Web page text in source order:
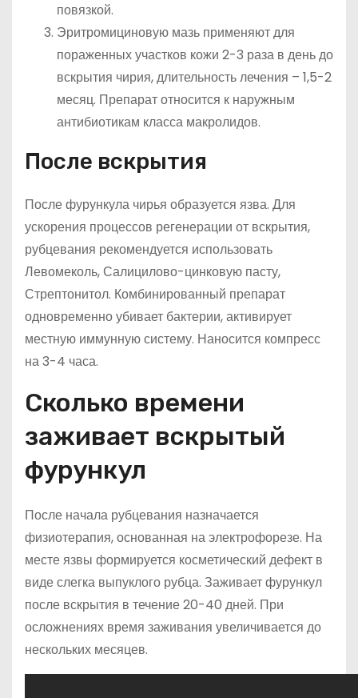
повязкой.
Эритромициновую мазь применяют для
пораженных участков кожи 2-3 раза в день до
вскрытия чирия, длительность лечения – 1,5-2
месяц. Препарат относится к наружным
антибиотикам класса макролидов.
После вскрытия
После фурункула чирья образуется язва. Для
ускорения процессов регенерации от вскрытия,
рубцевания рекомендуется использовать
Левомеколь, Салицилово-цинковую пасту,
Стрептонитол. Комбинированный препарат
одновременно убивает бактерии, активирует
местную иммунную систему. Наносится компресс
на 3-4 часа.
Сколько времени
заживает вскрытый
фурункул
После начала рубцевания назначается
физиотерапия, основанная на электрофорезе. На
месте язвы формируется косметический дефект в
виде слегка выпуклого рубца. Заживает фурункул
после вскрытия в течение 20-40 дней. При
осложнениях время заживания увеличивается до
нескольких месяцев.